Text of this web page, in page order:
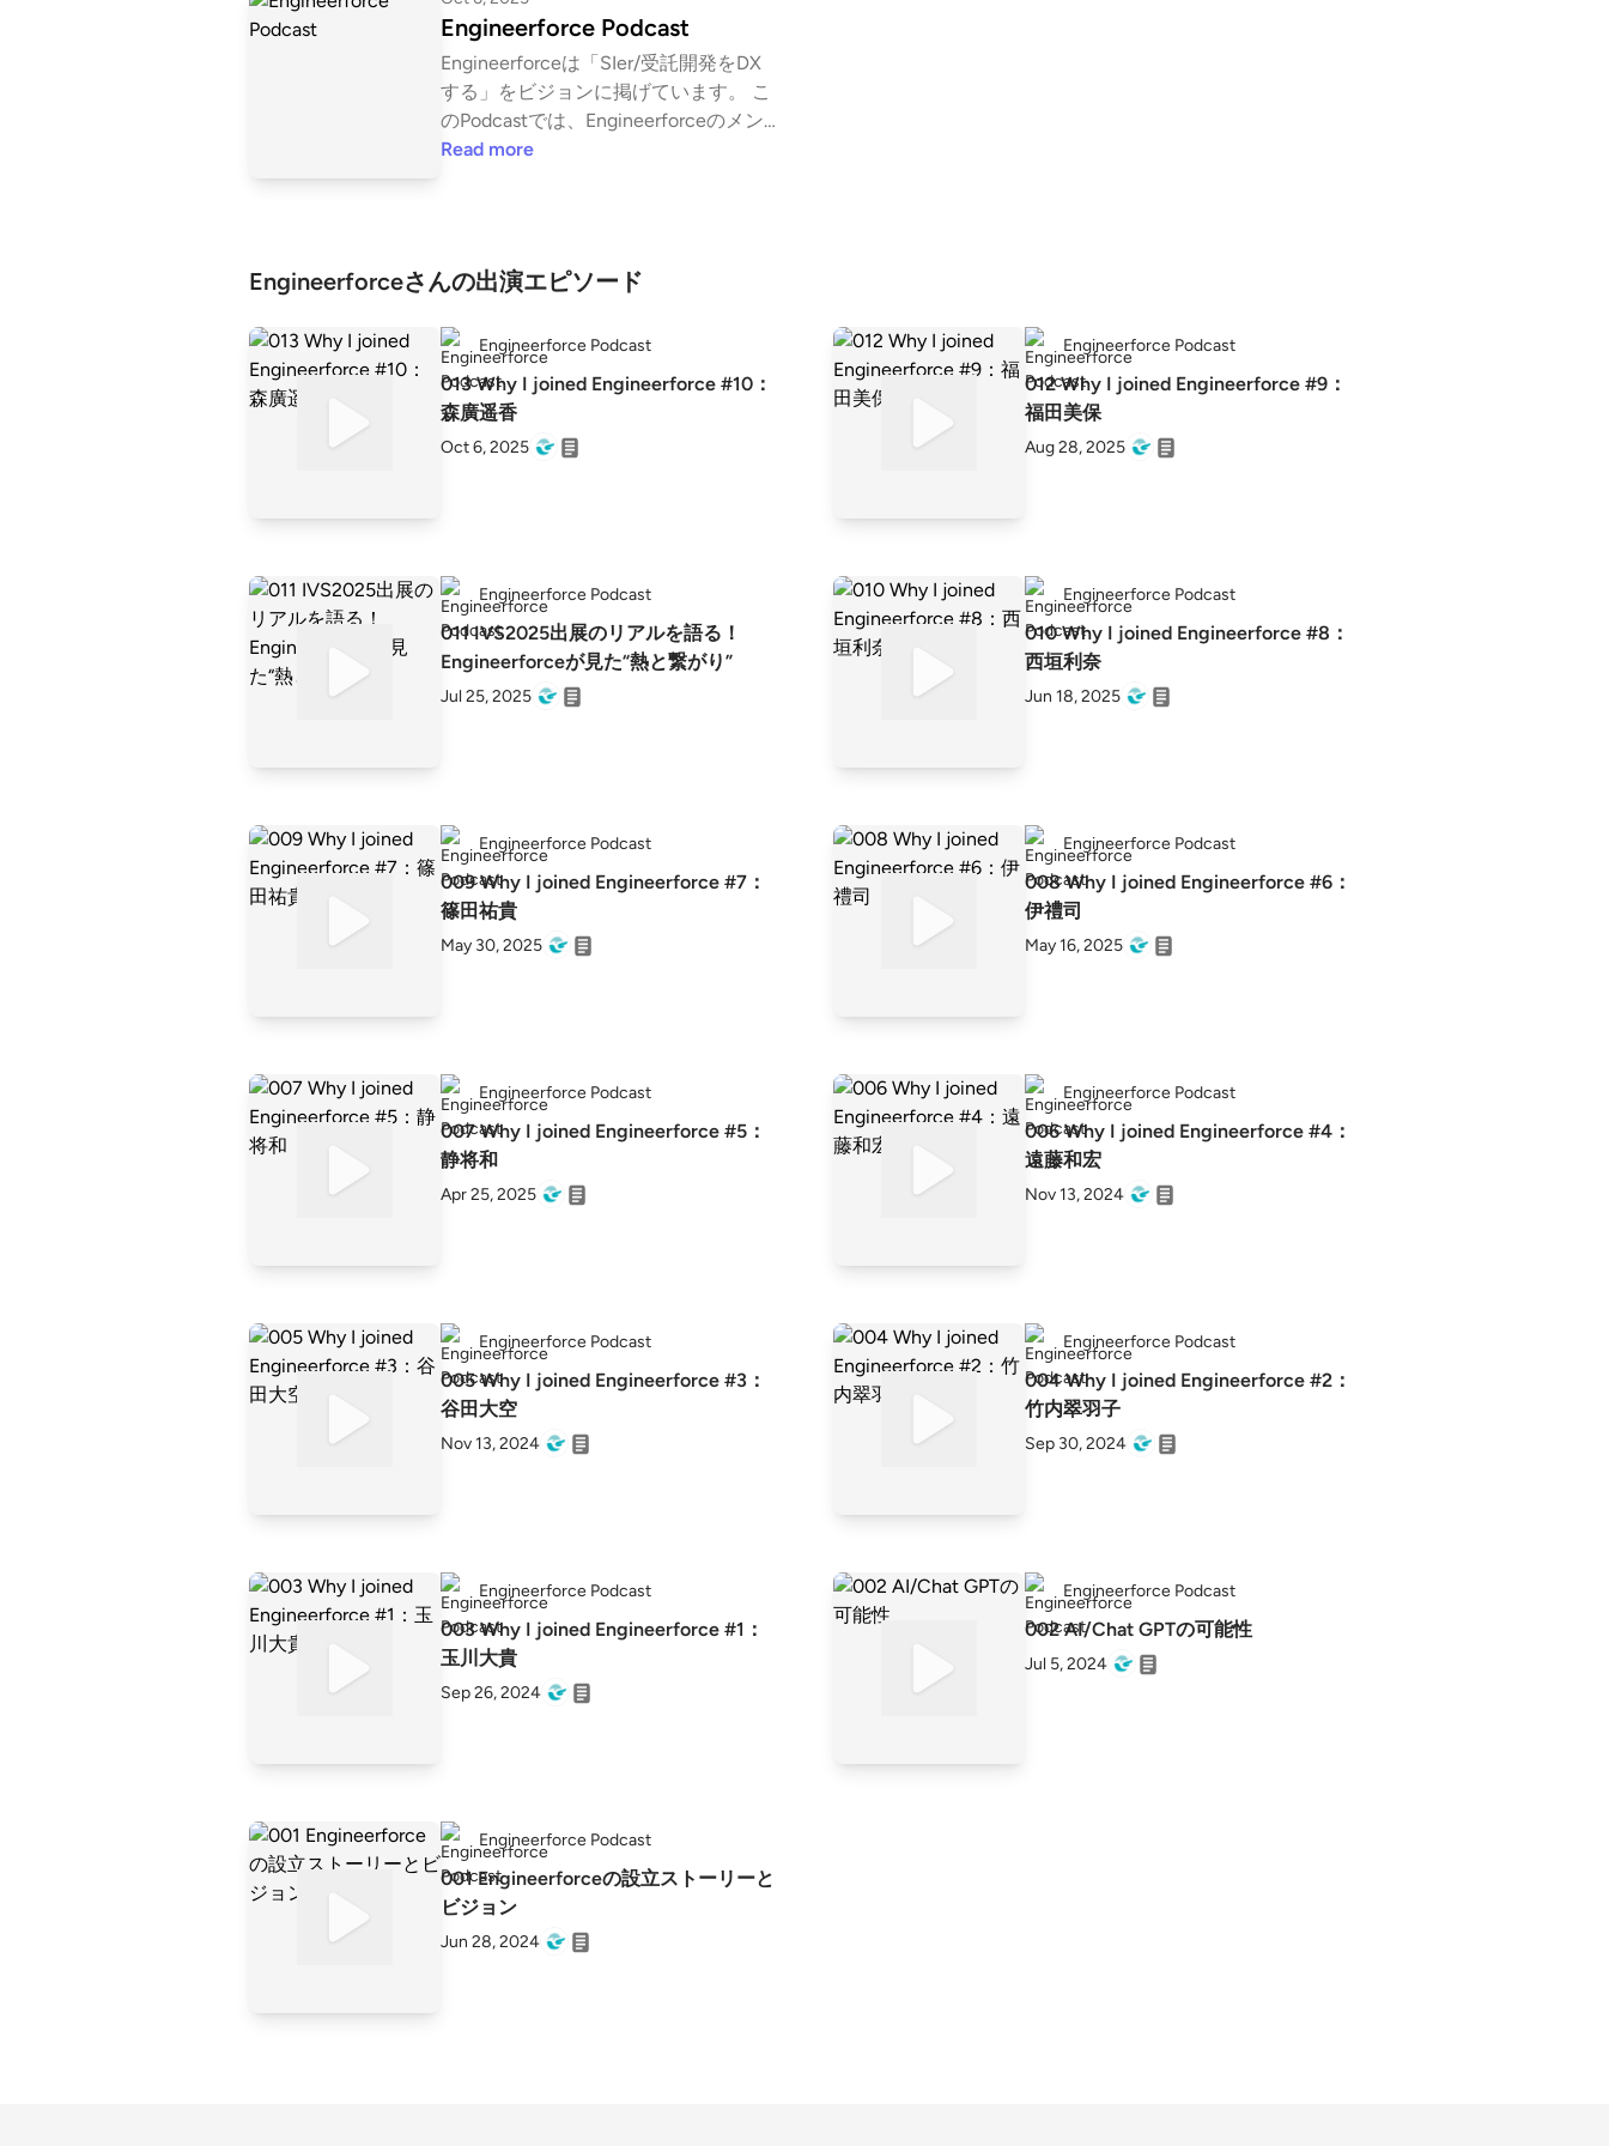
Engineerforce Podcast
Engineerforceは「SIer/受託開発をDX
する」をビジョンに掲げています。 こ
のPodcastでは、Engineerforceのメン
バーがEngineerforceのビジョン・カル
Read more
Engineerforceさんの出演エピソード
Engineerforce Podcast
013 Why I joined Engineerforce #10：
森廣遥香
Oct 6, 2025
Engineerforce Podcast
012 Why I joined Engineerforce #9：
福田美保
Aug 28, 2025
Engineerforce Podcast
011 IVS2025出展のリアルを語る！
Engineerforceが見た“熱と繋がり”
Jul 25, 2025
Engineerforce Podcast
010 Why I joined Engineerforce #8：
西垣利奈
Jun 18, 2025
Engineerforce Podcast
009 Why I joined Engineerforce #7：
篠田祐貴
May 30, 2025
Engineerforce Podcast
008 Why I joined Engineerforce #6：
伊禮司
May 16, 2025
Engineerforce Podcast
007 Why I joined Engineerforce #5：
静将和
Apr 25, 2025
Engineerforce Podcast
006 Why I joined Engineerforce #4：
遠藤和宏
Nov 13, 2024
Engineerforce Podcast
005 Why I joined Engineerforce #3：
谷田大空
Nov 13, 2024
Engineerforce Podcast
004 Why I joined Engineerforce #2：
竹内翠羽子
Sep 30, 2024
Engineerforce Podcast
003 Why I joined Engineerforce #1：
玉川大貴
Sep 26, 2024
Engineerforce Podcast
002 AI/Chat GPTの可能性
Jul 5, 2024
Engineerforce Podcast
001 Engineerforceの設立ストーリーと
ビジョン
Jun 28, 2024